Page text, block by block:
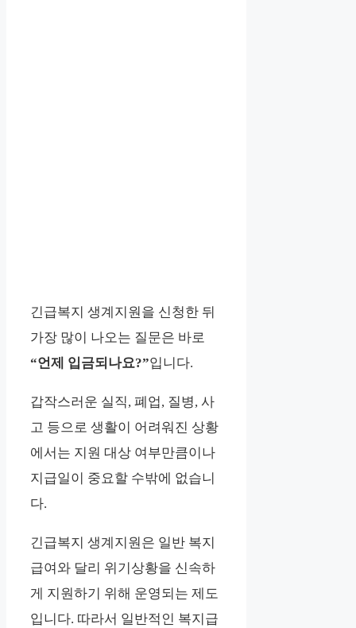
긴급복지 생계지원을 신청한 뒤
가장 많이 나오는 질문은 바로
“언제 입금되나요?”입니다.
갑작스러운 실직, 폐업, 질병, 사
고 등으로 생활이 어려워진 상황
에서는 지원 대상 여부만큼이나
지급일이 중요할 수밖에 없습니
다.
긴급복지 생계지원은 일반 복지
급여와 달리 위기상황을 신속하
게 지원하기 위해 운영되는 제도
입니다. 따라서 일반적인 복지급